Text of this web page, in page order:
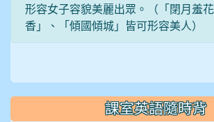
形容女子容貌美麗出眾。（「閉月羞
香」、「傾國傾城」皆可形容美人）
課室英語隨時背